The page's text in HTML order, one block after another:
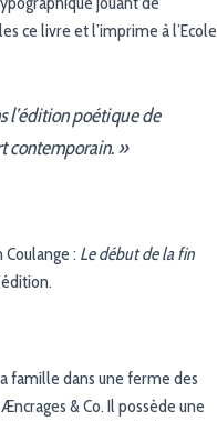
ce livre et l’imprime à l’Ecole
l’édition poétique de
contemporain. »
: Le début de la fin
famille dans une ferme des
& Co. Il possède une